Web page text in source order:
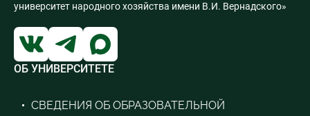
университет народного хозяйства имени В.И. Вернадского»
ОБ УНИВЕРСИТЕТЕ
СВЕДЕНИЯ ОБ ОБРАЗОВАТЕЛЬНОЙ